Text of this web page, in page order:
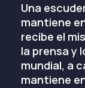
Una
mantiene
recibe el
la prensa y
mundial, a
mantiene